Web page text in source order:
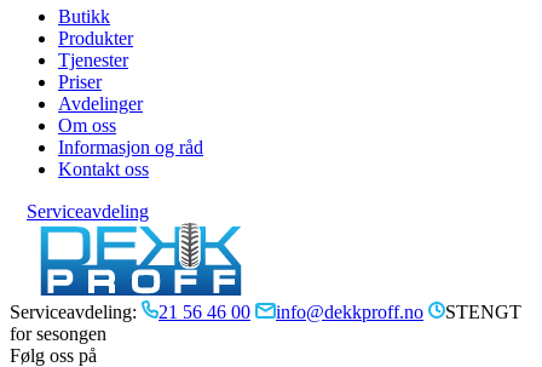
Butikk
Produkter
Tjenester
Priser
Avdelinger
Om oss
Informasjon og råd
Kontakt oss
Serviceavdeling
Serviceavdeling: 21 56 46 00 info@dekkproff.no
STENGT
for sesongen
Følg oss på